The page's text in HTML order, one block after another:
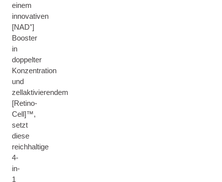
einem
innovativen
[NAD⁺]
Booster
in
doppelter
Konzentration
und
zellaktivierendem
[Retino-
Cell]™,
setzt
diese
reichhaltige
4-
in-
1